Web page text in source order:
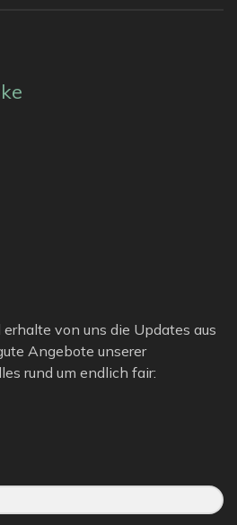
von uns die Updates aus
Angebote unserer
rund um endlich fair: